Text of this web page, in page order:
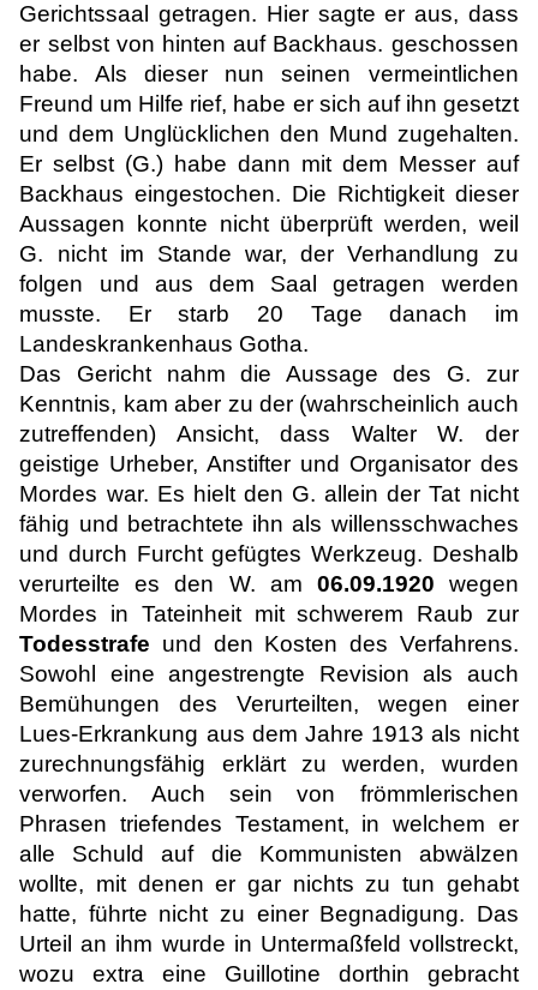
Gerichtssaal getragen. Hier sagte er aus, dass
er selbst von hinten auf Backhaus. geschossen
habe. Als dieser nun seinen vermeintlichen
Freund um Hilfe rief, habe er sich auf ihn gesetzt
und dem Unglücklichen den Mund zugehalten.
Er selbst (G.) habe dann mit dem Messer auf
Backhaus eingestochen. Die Richtigkeit dieser
Aussagen konnte nicht überprüft werden, weil
G. nicht im Stande war, der Verhandlung zu
folgen und aus dem Saal getragen werden
musste. Er starb 20 Tage danach im
Landeskrankenhaus Gotha.
Das Gericht nahm die Aussage des G. zur
Kenntnis, kam aber zu der (wahrscheinlich auch
zutreffenden) Ansicht, dass Walter W. der
geistige Urheber, Anstifter und Organisator des
Mordes war. Es hielt den G. allein der Tat nicht
fähig und betrachtete ihn als willensschwaches
und durch Furcht gefügtes Werkzeug. Deshalb
verurteilte es den W. am 06.09.1920 wegen
Mordes in Tateinheit mit schwerem Raub zur
Todesstrafe und den Kosten des Verfahrens.
Sowohl eine angestrengte Revision als auch
Bemühungen des Verurteilten, wegen einer
Lues-Erkrankung aus dem Jahre 1913 als nicht
zurechnungsfähig erklärt zu werden, wurden
verworfen. Auch sein von frömmlerischen
Phrasen triefendes Testament, in welchem er
alle Schuld auf die Kommunisten abwälzen
wollte, mit denen er gar nichts zu tun gehabt
hatte, führte nicht zu einer Begnadigung. Das
Urteil an ihm wurde in Untermaßfeld vollstreckt,
wozu extra eine Guillotine dorthin gebracht